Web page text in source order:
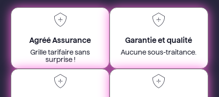
Agréé Assurance
Grille tarifaire sans
surprise !
Garantie et qualité
Aucune sous-traitance.